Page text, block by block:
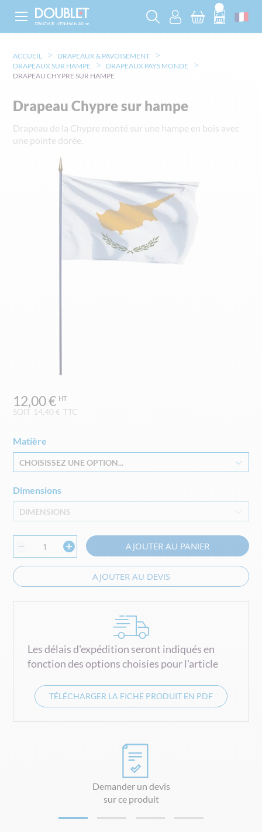
ACCUEIL
DRAPEAUX & PAVOISEMENT
DRAPEAUX SUR HAMPE
DRAPEAUX PAYS MONDE
DRAPEAU CHYPRE SUR HAMPE
SOIT 14,40 € TTC
12,00 €
Matière
CHOISISSEZ UNE OPTION...
Dimensions
DIMENSIONS
AJOUTER AU PANIER
AJOUTER AU DEVIS
Les délais d'expédition seront indiqués en
fonction des options choisies pour l'article
TÉLÉCHARGER LA FICHE PRODUIT EN PDF
Drapeau Chypre sur hampe
Drapeau de la Chypre monté sur une hampe en bois avec
une pointe dorée.
to
the
the
gallery
Demander un devis
sur ce produit